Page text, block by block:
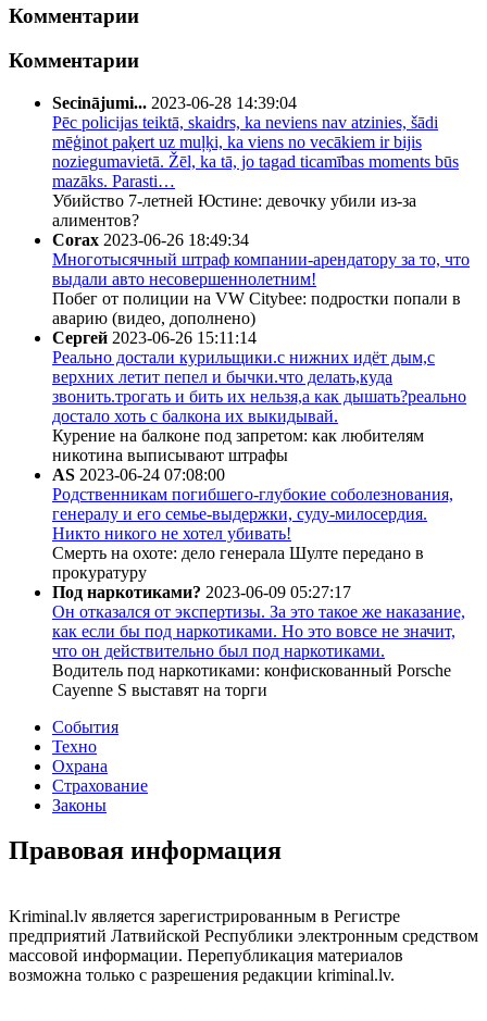
Комментарии
Комментарии
Secinājumi... 2023-06-28 14:39:04
Pēc policijas teiktā, skaidrs, ka neviens nav atzinies, šādi
mēģinot paķert uz muļķi, ka viens no vecākiem ir bijis
noziegumavietā. Žēl, ka tā, jo tagad ticamības moments būs
mazāks. Parasti…
Убийство 7-летней Юстине: девочку убили из-за
алиментов?
Corax 2023-06-26 18:49:34
Многотысячный штраф компании-арендатору за то, что
выдали авто несовершеннолетним!
Побег от полиции на VW Citybee: подростки попали в
аварию (видео, дополнено)
Сергей 2023-06-26 15:11:14
Реально достали курильщики.с нижних идёт дым,с
верхних летит пепел и бычки.что делать,куда
звонить.трогать и бить их нельзя,а как дышать?реально
достало хоть с балкона их выкидывай.
Курение на балконе под запретом: как любителям
никотина выписывают штрафы
AS 2023-06-24 07:08:00
Родственникам погибшего-глубокие соболезнования,
генералу и его семье-выдержки, суду-милосердия.
Никто никого не хотел убивать!
Смерть на охоте: дело генерала Шулте передано в
прокуратуру
Под наркотиками? 2023-06-09 05:27:17
Он отказался от экспертизы. За это такое же наказание,
как если бы под наркотиками. Но это вовсе не значит,
что он действительно был под наркотиками.
Водитель под наркотиками: конфискованный Porsche
Cayenne S выставят на торги
События
Техно
Охрана
Страхование
Законы
Правовая информация
Kriminal.lv является зарегистрированным в Регистре
предприятий Латвийской Республики электронным средством
массовой информации. Перепубликация материалов
возможна только с разрешения редакции kriminal.lv.